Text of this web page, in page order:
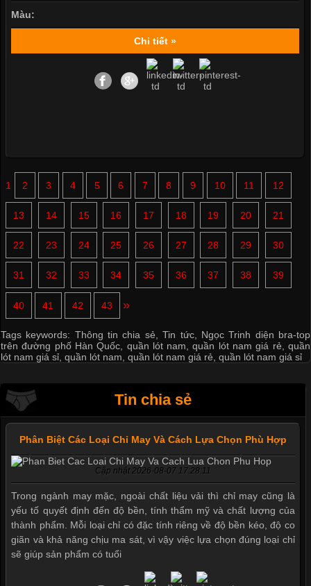
Màu:
Chi tiết »
1 2 3 4 5 6 7 8 9 10 11 12
13 14 15 16 17 18 19 20 21
22 23 24 25 26 27 28 29 30
31 32 33 34 35 36 37 38 39
40 41 42 43 »
Tags keywords: Thông tin chia sẻ ,Tin tức, Ngọc Trinh diện bra-top
trên đường phố Hàn Quốc
quần lót nam ,quần lót nam giá rẻ ,quần
lót nam giá sỉ quần lót nam quần lót nam giá rẻ quần lót nam giá sỉ
Tin chia sẻ
Phân Biệt Các Loại Chỉ May Và Cách Lựa Chọn Phù Hợp
Cập nhật 2026-08-07 17:28:11
Trong ngành may mặc, ngoài chất liệu vải thì chỉ may cũng là
yếu tố quyết định đến độ bền, tính thẩm mỹ và chất lượng của
thành phẩm. Mỗi loại chỉ có đặc tính riêng về độ bền kéo, độ co
giãn và khả năng chịu ma sát, vì vậy việc lựa chọn đúng loại chỉ
sẽ giúp sản phẩm có tuổi